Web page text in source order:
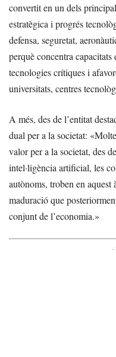
convertit en un dels
estratègica i progrés
defensa, seguretat,
perquè concentra
tecnologies crítiques i
universitats, centres
A més, des de l’entitat
dual per a la societat:
valor per a la societat, des
intel·ligència artificial, les
autònoms, troben en
maduració que
conjunt de l’economia.»
-